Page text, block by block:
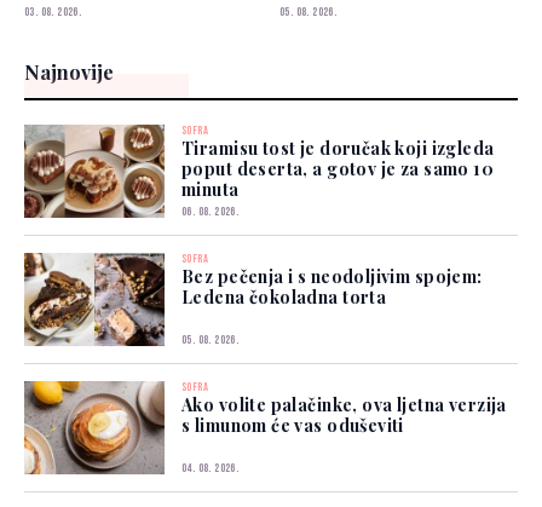
03. 08. 2026. 05. 08. 2026.
Najnovije
SOFRA
Tiramisu tost je doručak koji izgleda
poput deserta, a gotov je za samo 10
minuta
06. 08. 2026.
SOFRA
Bez pečenja i s neodoljivim spojem:
Ledena čokoladna torta
05. 08. 2026.
SOFRA
Ako volite palačinke, ova ljetna verzija
s limunom će vas oduševiti
04. 08. 2026.